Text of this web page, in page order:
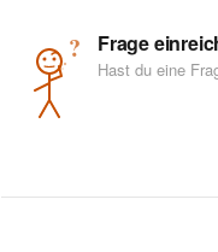
? Frage
Hast du eine